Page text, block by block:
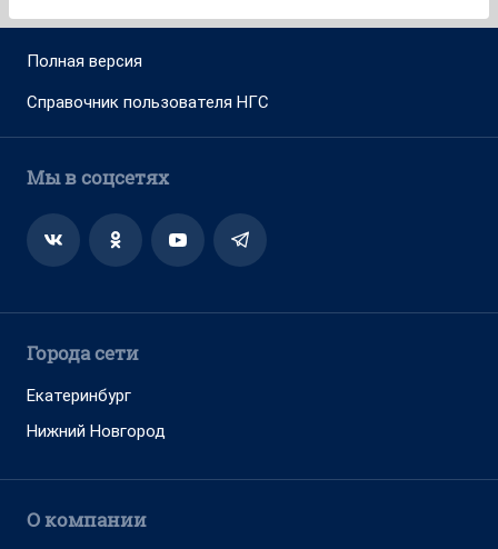
Полная версия
Справочник пользователя НГС
Мы в соцсетях
Города сети
Екатеринбург
Нижний Новгород
О компании